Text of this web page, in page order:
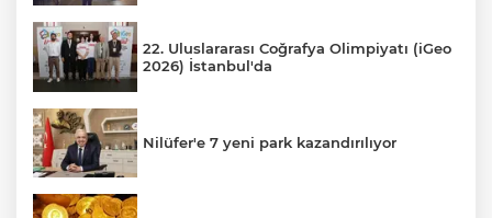
22. Uluslararası Coğrafya Olimpiyatı (iGeo
2026) İstanbul'da
Nilüfer'e 7 yeni park kazandırılıyor